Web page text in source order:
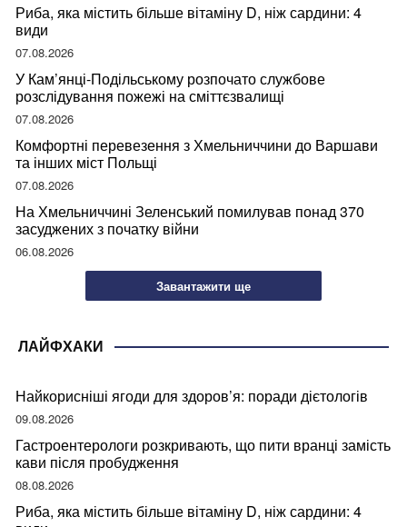
Риба, яка містить більше вітаміну D, ніж сардини: 4
види
07.08.2026
У Кам’янці-Подільському розпочато службове
розслідування пожежі на сміттєзвалищі
07.08.2026
Комфортні перевезення з Хмельниччини до Варшави
та інших міст Польщі
07.08.2026
На Хмельниччині Зеленський помилував понад 370
засуджених з початку війни
06.08.2026
Завантажити ще
ЛАЙФХАКИ
Найкорисніші ягоди для здоров’я: поради дієтологів
09.08.2026
Гастроентерологи розкривають, що пити вранці замість
кави після пробудження
08.08.2026
Риба, яка містить більше вітаміну D, ніж сардини: 4